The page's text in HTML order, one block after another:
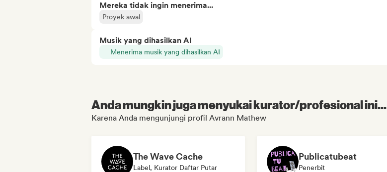
Mereka tidak ingin menerima...
Proyek awal
Musik yang dihasilkan AI
Menerima musik yang dihasilkan AI
Anda mungkin juga menyukai kurator/profesional ini...
Karena Anda mengunjungi profil Avrann Mathew
The Wave Cache
Label, Kurator Daftar Putar
Publicatubeat
Penerbit